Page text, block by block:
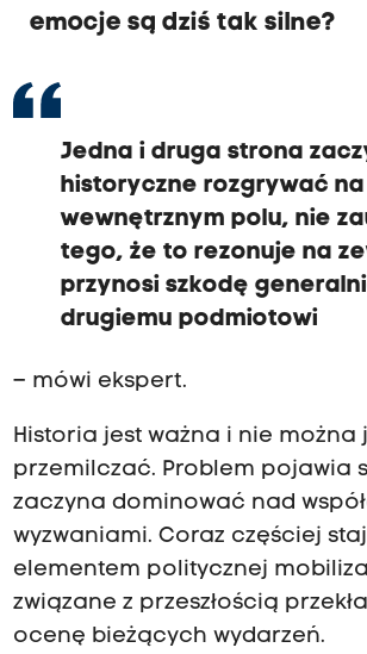
emocje są dziś tak silne?
Jedna i druga strona
historyczne rozgrywać na
wewnętrznym polu, nie
tego, że to rezonuje na
przynosi szkodę
drugiemu podmiotowi
– mówi ekspert.
Historia jest ważna i nie można
przemilczać. Problem pojawia
zaczyna dominować nad
wyzwaniami. Coraz częściej
elementem politycznej
związane z przeszłością
ocenę bieżących wydarzeń.